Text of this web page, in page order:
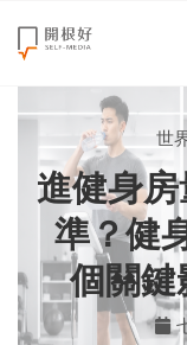
來點正能量
世界在想什
創造美好生
小孩不是噩
職場商業經
世界
AI 複製
宮崎駿
七月
來
別讓過
學會捨
七月
改變不
家的星
勇
七
世
進健身
準？健
個關鍵